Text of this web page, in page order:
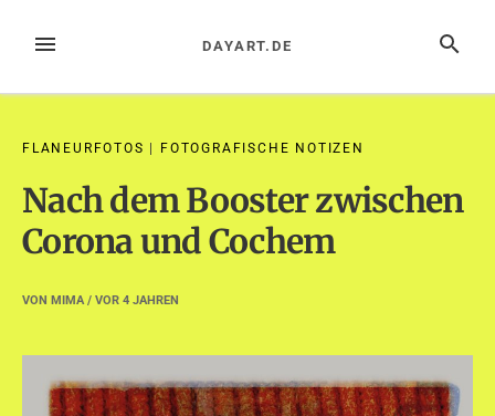
InhaltMENÜ SUCHE
DAYART.DE
FLANEURFOTOS FOTOGRAFISCHE NOTIZEN
Nach dem Booster zwischen
Corona und Cochem
VON MIMA/ VOR 4 JAHREN